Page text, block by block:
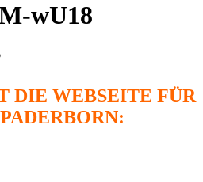
wU18
DIE WEBSEITE FÜR